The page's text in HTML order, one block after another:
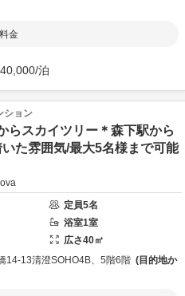
金
40,000/泊
ション
らスカイツリー＊森下駅から
た雰囲気/最大5名様まで可能
定員5名
浴室1室
広さ40㎡
14-13清澄SOHO4B、5階6階
目的地か